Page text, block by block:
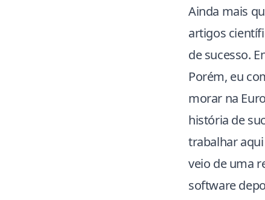
Ainda mais
artigos
de sucesso.
Porém, eu
morar na
história de
trabalhar
veio de uma
software